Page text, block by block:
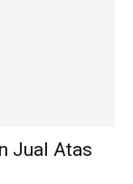
Jual Atas